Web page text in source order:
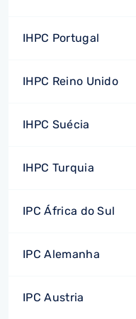
IHPC Portugal
IHPC Reino Unido
IHPC Suécia
IHPC Turquia
IPC África do Sul
IPC Alemanha
IPC Austria